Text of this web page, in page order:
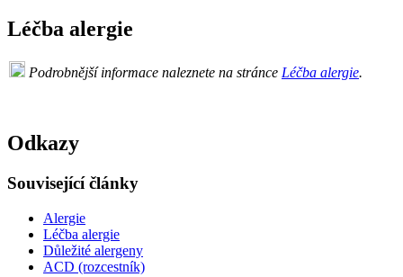
Léčba alergie
Podrobnější informace naleznete na stránce Léčba alergie.
Odkazy
Související články
Alergie
Léčba alergie
Důležité alergeny
ACD (rozcestník)